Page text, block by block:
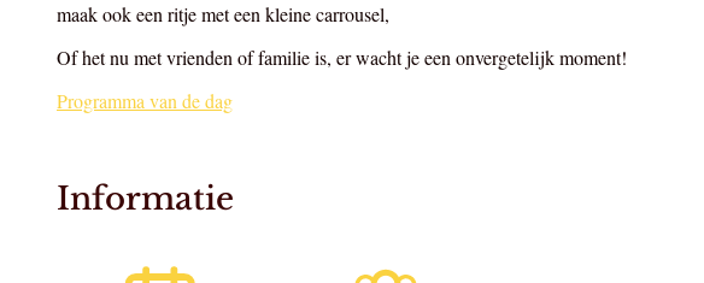
maak ook een ritje met een kleine carrousel,
Of het nu met vrienden of familie is, er wacht je een onvergetelijk moment!
Programma van de dag
Informatie